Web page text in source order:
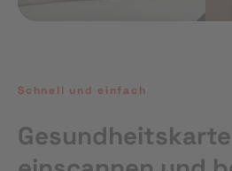
Schnell und einfach
Gesundheitskarte